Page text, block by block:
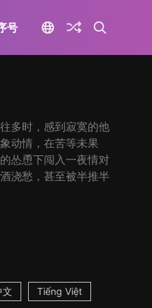
号
多时，感到寂寞的他
动情，在苦等未果
怂恿下闯入一夜情对
浇愁，甚至被半推半
文 Tiếng Việt